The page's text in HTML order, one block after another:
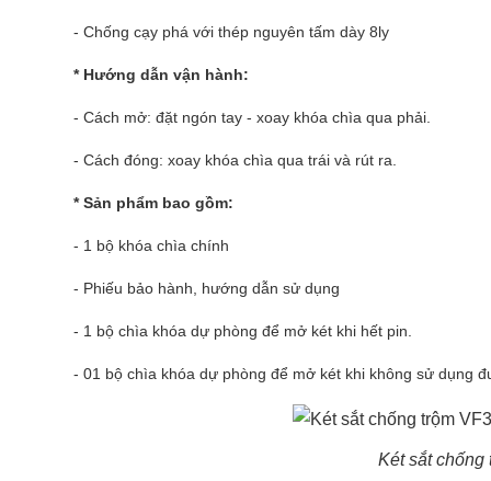
- Chống cạy phá với thép nguyên tấm dày 8ly
* Hướng dẫn vận hành:
- Cách mở: đặt ngón tay - xoay khóa chìa qua phải.
- Cách đóng: xoay khóa chìa qua trái và rút ra.
* Sản phẩm bao gồm:
- 1 bộ khóa chìa chính
- Phiếu bảo hành, hướng dẫn sử dụng
- 1 bộ chìa khóa dự phòng để mở két khi hết pin.
- 01 bộ chìa khóa dự phòng để mở két khi không sử dụng
Két sắt chống